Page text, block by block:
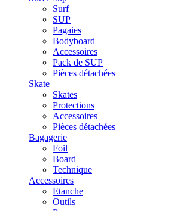
Surf
SUP
Pagaies
Bodyboard
Accessoires
Pack de SUP
Pièces détachées
Skate
Skates
Protections
Accessoires
Pièces détachées
Bagagerie
Foil
Board
Technique
Accessoires
Etanche
Outils